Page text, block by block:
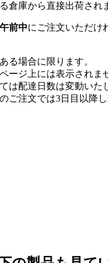
倉庫から直接出荷され
前中にご注文いただけ
る場合に限ります。
ージ上には表示されま
は配達日数は変動いた
ご注文では3日目以降